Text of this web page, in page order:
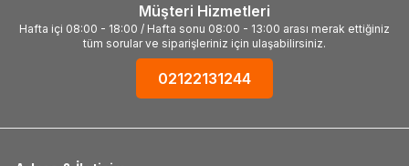
Müşteri Hizmetleri
Hafta içi 08:00 - 18:00 / Hafta sonu 08:00 - 13:00 arası merak ettiğiniz
tüm sorular ve siparişleriniz için ulaşabilirsiniz.
02122131244